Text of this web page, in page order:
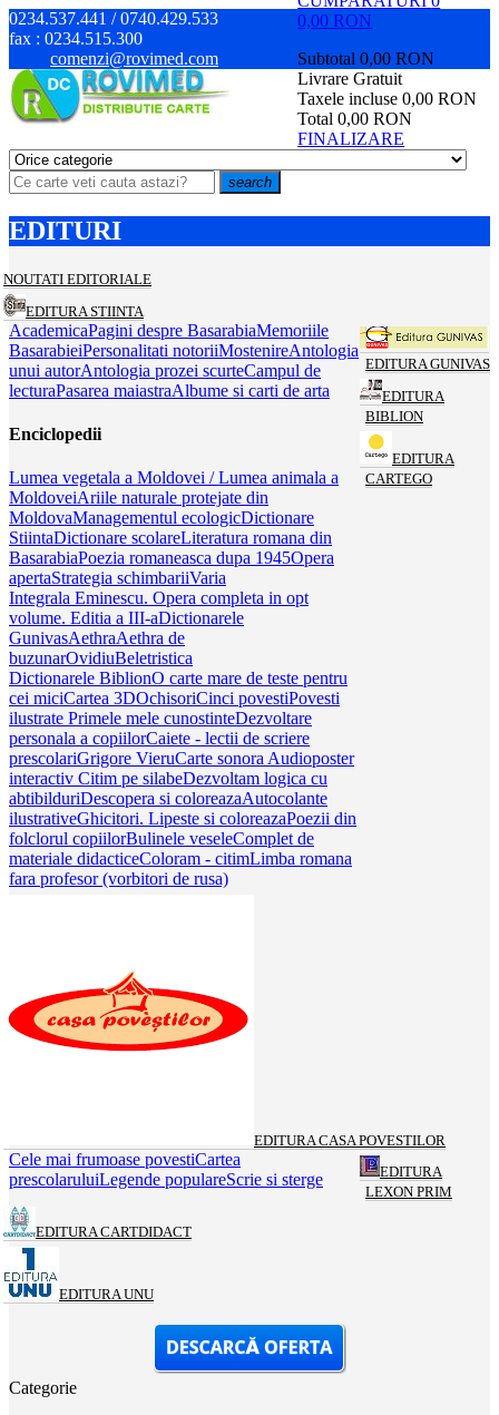
0234.537.441 / 0740.429.533
fax : 0234.515.300
comenzi@rovimed.com
0,00 RON
Subtotal 0,00 RON
Livrare Gratuit
Taxele incluse 0,00 RON
Total 0,00 RON
FINALIZARE
search
EDITURI
NOUTATI EDITORIALE
EDITURA STIINTA
AcademicaPagini despre BasarabiaMemoriile
BasarabieiPersonalitati notoriiMostenireAntologia
unui autorAntologia prozei scurteCampul de
lecturaPasarea maiastraAlbume si carti de arta
Enciclopedii
Lumea vegetala a Moldovei / Lumea animala a
MoldoveiAriile naturale protejate din
MoldovaManagementul ecologicDictionare
StiintaDictionare scolareLiteratura romana din
BasarabiaPoezia romaneasca dupa 1945Opera
apertaStrategia schimbariiVaria
EDITURA GUNIVAS
Integrala Eminescu. Opera completa in opt
volume. Editia a III-aDictionarele
GunivasAethraAethra de
buzunarOvidiuBeletristica
EDITURA
BIBLION
Dictionarele BiblionO carte mare de teste pentru
cei miciCartea 3DOchisoriCinci povestiPovesti
ilustrate Primele mele cunostinteDezvoltare
personala a copiilorCaiete - lectii de scriere
prescolariGrigore VieruCarte sonora Audioposter
interactiv Citim pe silabeDezvoltam logica cu
abtibilduriDescopera si coloreazaAutocolante
ilustrativeGhicitori. Lipeste si coloreazaPoezii din
folclorul copiilorBulinele veseleComplet de
materiale didacticeColoram - citimLimba romana
fara profesor (vorbitori de rusa)
EDITURA
CARTEGO
EDITURA CASA POVESTILOR
Cele mai frumoase povestiCartea
prescolaruluiLegende populareScrie si sterge
EDITURA
LEXON PRIM
EDITURA CARTDIDACT
EDITURA UNU
Categorie